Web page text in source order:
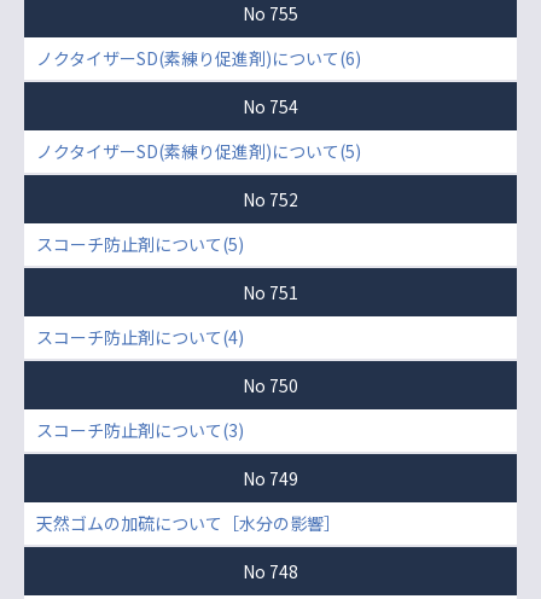
No 755
ノクタイザーSD(素練り促進剤)について(6)
No 754
ノクタイザーSD(素練り促進剤)について(5)
No 752
スコーチ防止剤について(5)
No 751
スコーチ防止剤について(4)
No 750
スコーチ防止剤について(3)
No 749
天然ゴムの加硫について［水分の影響］
No 748